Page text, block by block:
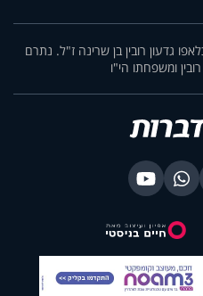
גדעון רובין בן שרינה ז"ל. נתרם
ומשפחתו הי"ו